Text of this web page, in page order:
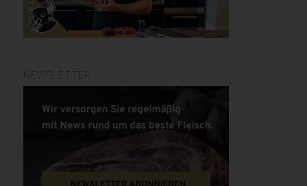
NEWSLETTER